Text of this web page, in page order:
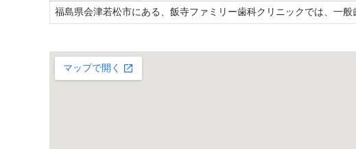
福島県会津若松市にある、飯寺ファミリー歯科クリニックでは、一